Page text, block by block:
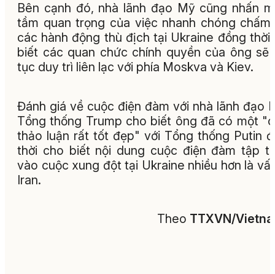
Bên cạnh đó, nhà lãnh đạo Mỹ cũng nhấn
tầm quan trọng của việc nhanh chóng
các hành động thù địch tại Ukraine đồng thời
biết các quan chức chính quyền của ông sẽ
tục duy trì liên lạc với phía Moskva và Kiev.
Đánh giá về cuộc điện đàm với nhà lãnh đạo
Tổng thống Trump cho biết ông đã có một
thảo luận rất tốt đẹp" với Tổng thống Putin
thời cho biết nội dung cuộc điện đàm tập
vào cuộc xung đột tại Ukraine nhiều hơn là
Iran.
Theo TTXVN/